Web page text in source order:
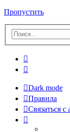
Пропустить
Dark mode
Правила
Связаться